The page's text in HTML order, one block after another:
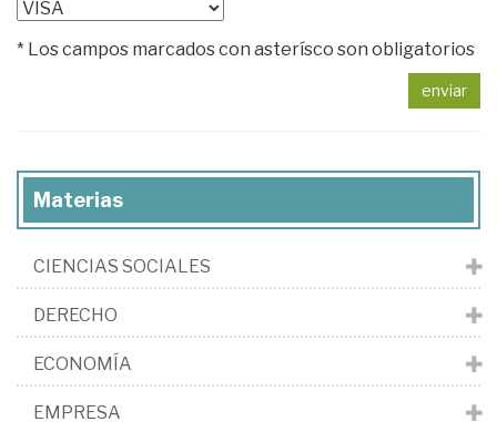
* Los campos marcados con asterísco son obligatorios
enviar
Materias
CIENCIAS SOCIALES
DERECHO
ECONOMÍA
EMPRESA